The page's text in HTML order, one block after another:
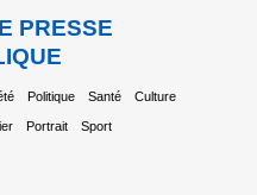
PRESSE
Politique Santé Culture
Portrait Sport